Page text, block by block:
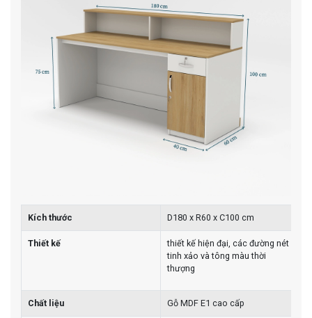
Kích thước D180 x R60 x C100 cm
Thiết kế
thiết kế hiện đại, các đường nét
tinh xảo và tông màu thời
thượng
Chất liệu Gỗ MDF E1 cao cấp